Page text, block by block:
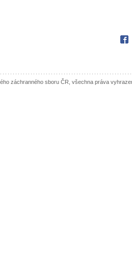
záchranného sboru ČR, všechna práva